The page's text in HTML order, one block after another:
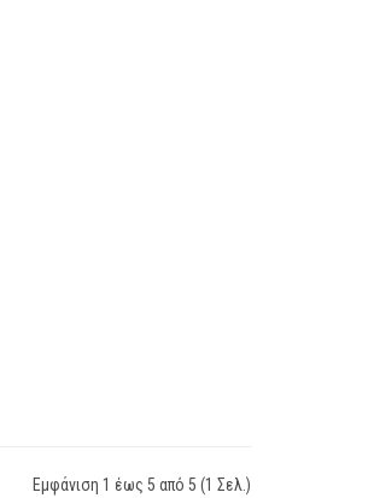
Εμφάνιση 1 έως 5 από 5 (1 Σελ.)